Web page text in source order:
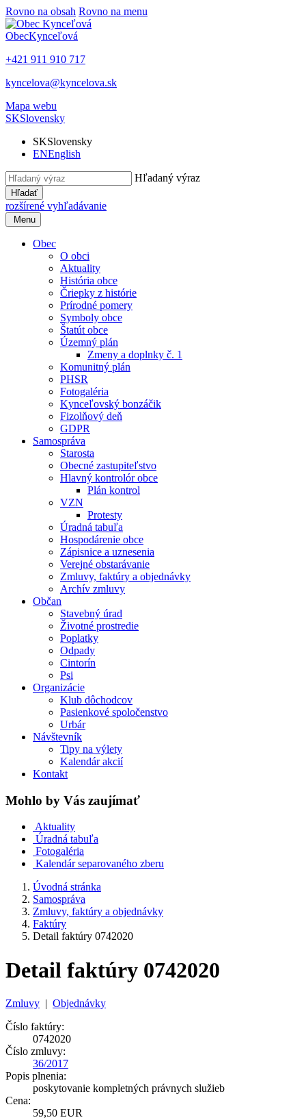
Rovno na obsah Rovno na menu
ObecKynceľová
+421 911 910 717
kyncelova@kyncelova.sk
Mapa webu
SKSlovensky
SKSlovensky
ENEnglish
Hľadaný výraz
Hľadať
rozšírené vyhľadávanie
Menu
Obec
O obci
Aktuality
História obce
Čriepky z histórie
Prírodné pomery
Symboly obce
Štatút obce
Územný plán
Zmeny a doplnky č. 1
Komunitný plán
PHSR
Fotogaléria
Kynceľovský bonzáčik
Fizolňový deň
GDPR
Samospráva
Starosta
Obecné zastupiteľstvo
Hlavný kontrolór obce
Plán kontrol
VZN
Protesty
Úradná tabuľa
Hospodárenie obce
Zápisnice a uznesenia
Verejné obstarávanie
Zmluvy, faktúry a objednávky
Archív zmluvy
Občan
Stavebný úrad
Životné prostredie
Poplatky
Odpady
Cintorín
Psi
Organizácie
Klub dôchodcov
Pasienkové spoločenstvo
Urbár
Návštevník
Tipy na výlety
Kalendár akcií
Kontakt
Mohlo by Vás zaujímať
Aktuality
Úradná tabuľa
Fotogaléria
Kalendár separovaného zberu
Úvodná stránka
Samospráva
Zmluvy, faktúry a objednávky
Faktúry
Detail faktúry 0742020
Detail faktúry 0742020
Zmluvy | Objednávky
Číslo faktúry:
0742020
Číslo zmluvy:
36/2017
Popis plnenia:
poskytovanie kompletných právnych služieb
Cena:
59,50 EUR